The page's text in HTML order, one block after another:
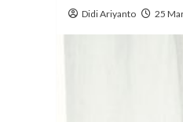
Didi Ariyanto 25